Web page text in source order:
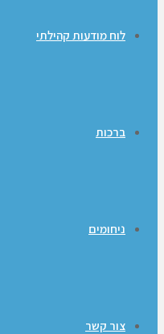
לוח מודעות קהילתי
ברכות
ניחומים
צור קשר